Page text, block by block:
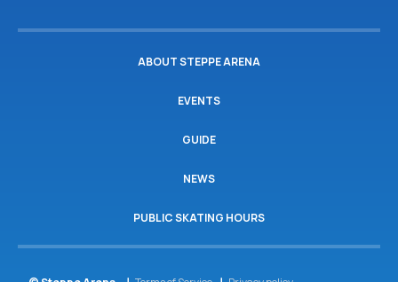
ABOUT STEPPE ARENA
EVENTS
GUIDE
NEWS
PUBLIC SKATING HOURS